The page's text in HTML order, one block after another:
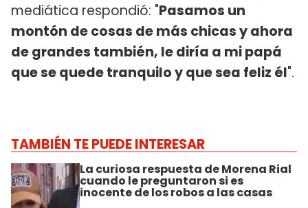
mediática respondió: "Pasamos un
montón de cosas de más chicas y ahora
de grandes también, le diría a mi papá
que se quede tranquilo y que sea feliz él".
TAMBIÉN TE PUEDE INTERESAR
La curiosa respuesta de Morena Rial
cuando le preguntaron si es
inocente de los robos a las casas